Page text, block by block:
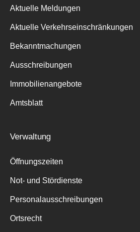
Aktuelle Meldungen
Aktuelle Verkehrseinschränkungen
Bekanntmachungen
Ausschreibungen
Immobilienangebote
Amtsblatt
Verwaltung
Öffnungszeiten
Not- und Stördienste
Personalausschreibungen
Ortsrecht